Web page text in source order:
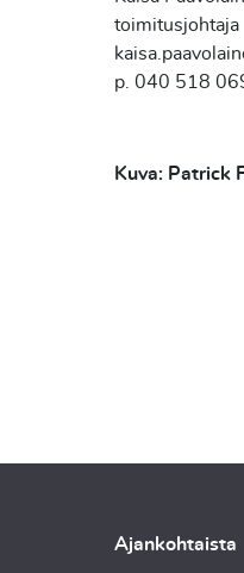
toimitusjohtaja
p. 040 518
Kuva: Patrick
Ajankohtaista